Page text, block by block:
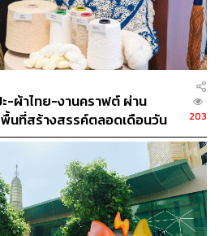
ว ยังให้ความสำคัญกับวิธีคิดในการ
สุด ด้วยการใส่ใจในรายละเอียด
ะความปลอดภัยของผู้อยู่อาศัย มี
นบ้านให้ตอบโจทย์กิจกรรมของ
เผื่อไปถึงอนาคตให้สามารถขยาย
ร้ขีดจำกัด หรือแม้แต่การออกแบบที่
น เพื่อให้แสงสว่างจากแสง
มรู้สึกโปร่งโล่งมากยิ่งขึ้น
นการดูแลบ้านให้ง่ายยิ่งขึ้นด้วย
า หรือบ้านที่สามารถตรวจสุขภาพ
ความปลอดภัยอย่างครบวงจรและ
-ผ้าไทย-งานคราฟต์ ผ่าน
นที่สร้างสรรค์ตลอดเดือนวัน
203